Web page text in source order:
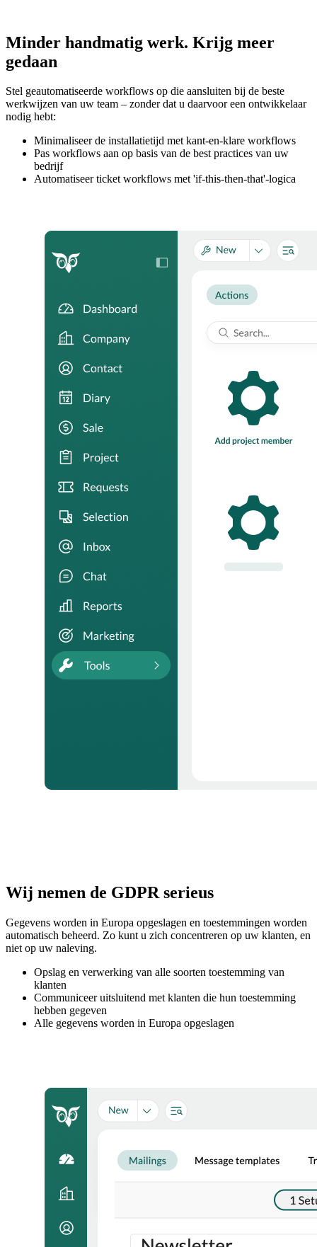
Minder handmatig werk. Krijg meer
gedaan
Stel geautomatiseerde workflows op die aansluiten bij de beste
werkwijzen van uw team – zonder dat u daarvoor een ontwikkelaar
nodig hebt:
Minimaliseer de installatietijd met kant-en-klare workflows
Pas workflows aan op basis van de best practices van uw
bedrijf
Automatiseer ticket workflows met 'if-this-then-that'-logica
Wij nemen de GDPR serieus
Gegevens worden in Europa opgeslagen en toestemmingen worden
automatisch beheerd. Zo kunt u zich concentreren op uw klanten, en
niet op uw naleving.
Opslag en verwerking van alle soorten toestemming van
klanten
Communiceer uitsluitend met klanten die hun toestemming
hebben gegeven
Alle gegevens worden in Europa opgeslagen